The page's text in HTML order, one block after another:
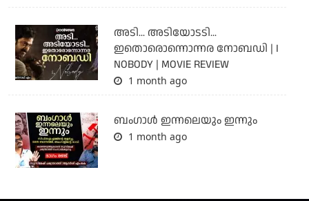
അടി... അടിയോടടി...
ഇതൊരൊന്നൊന്നര നോബഡി | I
NOBODY | MOVIE REVIEW
1 month ago
ബംഗാള്‍ ഇന്നലെയും ഇന്നും
1 month ago